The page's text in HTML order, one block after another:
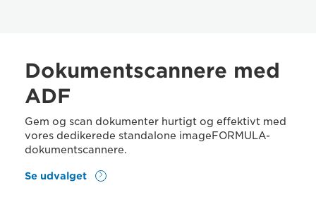
Dokumentscannere med
ADF
Gem og scan dokumenter hurtigt og effektivt med
vores dedikerede standalone imageFORMULA-
dokumentscannere.
Se udvalget